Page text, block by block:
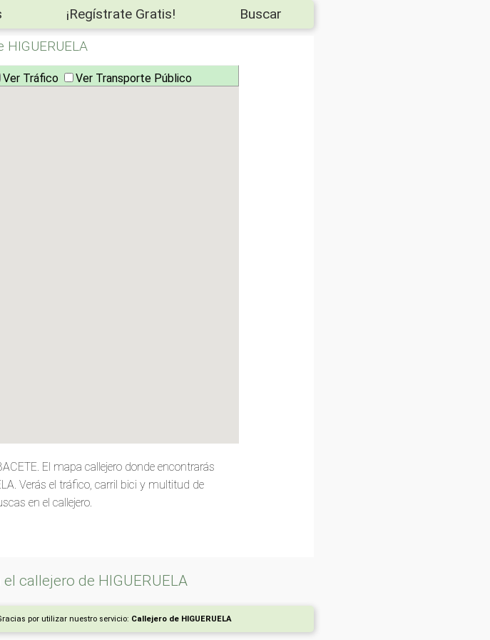
¡Regístrate Gratis!
Buscar
HIGUERUELA
Ver Tráfico Ver Transporte Público
El mapa callejero donde encontrarás
Verás el tráfico, carril bici y multitud de
en el callejero.
callejero de HIGUERUELA
por utilizar nuestro servicio: Callejero de HIGUERUELA